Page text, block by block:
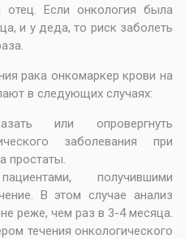
отец. Если онкология была
и у деда, то риск заболеть
рака онкомаркер крови на
в следующих случаях:
или опровергнуть
заболевания при
простаты.
получившими
В этом случае анализ
реже, чем раз в 3-4 месяца.
течения онкологического